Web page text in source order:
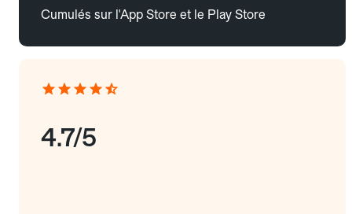
Cumulés sur l'App Store et le Play Store
4.7/5